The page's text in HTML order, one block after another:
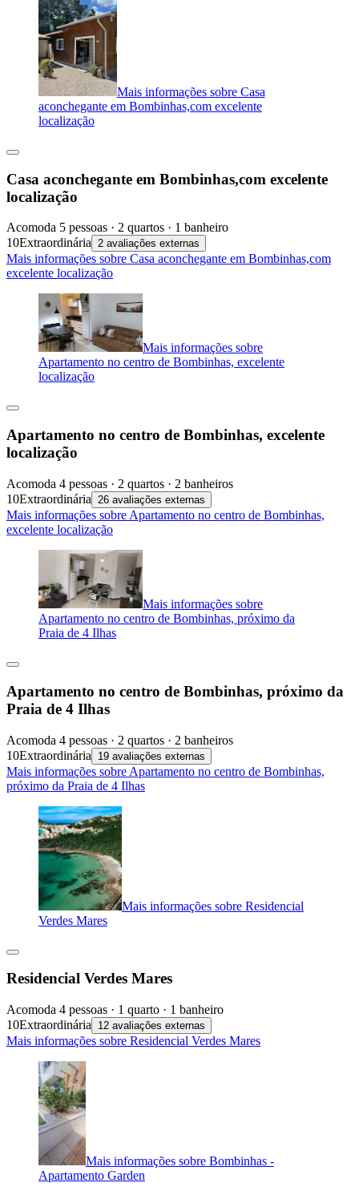
Mais informações sobre Casa
aconchegante em Bombinhas,com excelente
localização
Casa aconchegante em Bombinhas,com excelente
localização
Acomoda 5 pessoas · 2 quartos · 1 banheiro
10Extraordinária 2 avaliações externas
Mais informações sobre Casa aconchegante em Bombinhas,com
excelente localização
Mais informações sobre
Apartamento no centro de Bombinhas, excelente
localização
Apartamento no centro de Bombinhas, excelente
localização
Acomoda 4 pessoas · 2 quartos · 2 banheiros
10Extraordinária 26 avaliações externas
Mais informações sobre Apartamento no centro de Bombinhas,
excelente localização
Mais informações sobre
Apartamento no centro de Bombinhas, próximo da
Praia de 4 Ilhas
Apartamento no centro de Bombinhas, próximo da
Praia de 4 Ilhas
Acomoda 4 pessoas · 2 quartos · 2 banheiros
10Extraordinária 19 avaliações externas
Mais informações sobre Apartamento no centro de Bombinhas,
próximo da Praia de 4 Ilhas
Mais informações sobre Residencial
Verdes Mares
Residencial Verdes Mares
Acomoda 4 pessoas · 1 quarto · 1 banheiro
10Extraordinária 12 avaliações externas
Mais informações sobre Residencial Verdes Mares
Mais informações sobre Bombinhas -
Apartamento Garden